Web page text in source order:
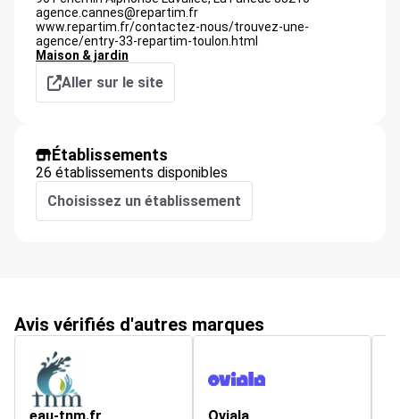
agence.cannes@repartim.fr
www.repartim.fr/contactez-nous/trouvez-une-
agence/entry-33-repartim-toulon.html
Maison & jardin
Aller sur le site
Établissements
26 établissements disponibles
Choisissez un établissement
Avis vérifiés d'autres marques